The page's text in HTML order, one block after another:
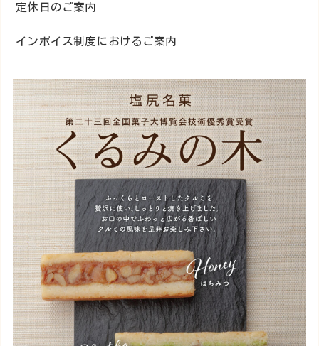
定休日のご案内
インボイス制度におけるご案内